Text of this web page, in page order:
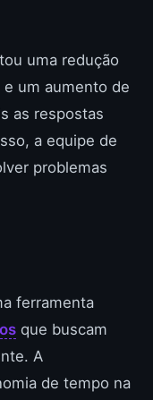
uma redução
um aumento de
as respostas
a equipe de
problemas
ferramenta
que buscam
A
de tempo na